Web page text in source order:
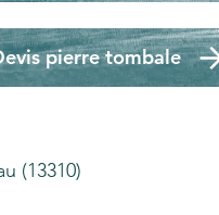
pierre tombale
(13310)